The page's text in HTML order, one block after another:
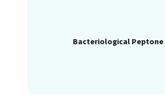
Bacteriological Peptone